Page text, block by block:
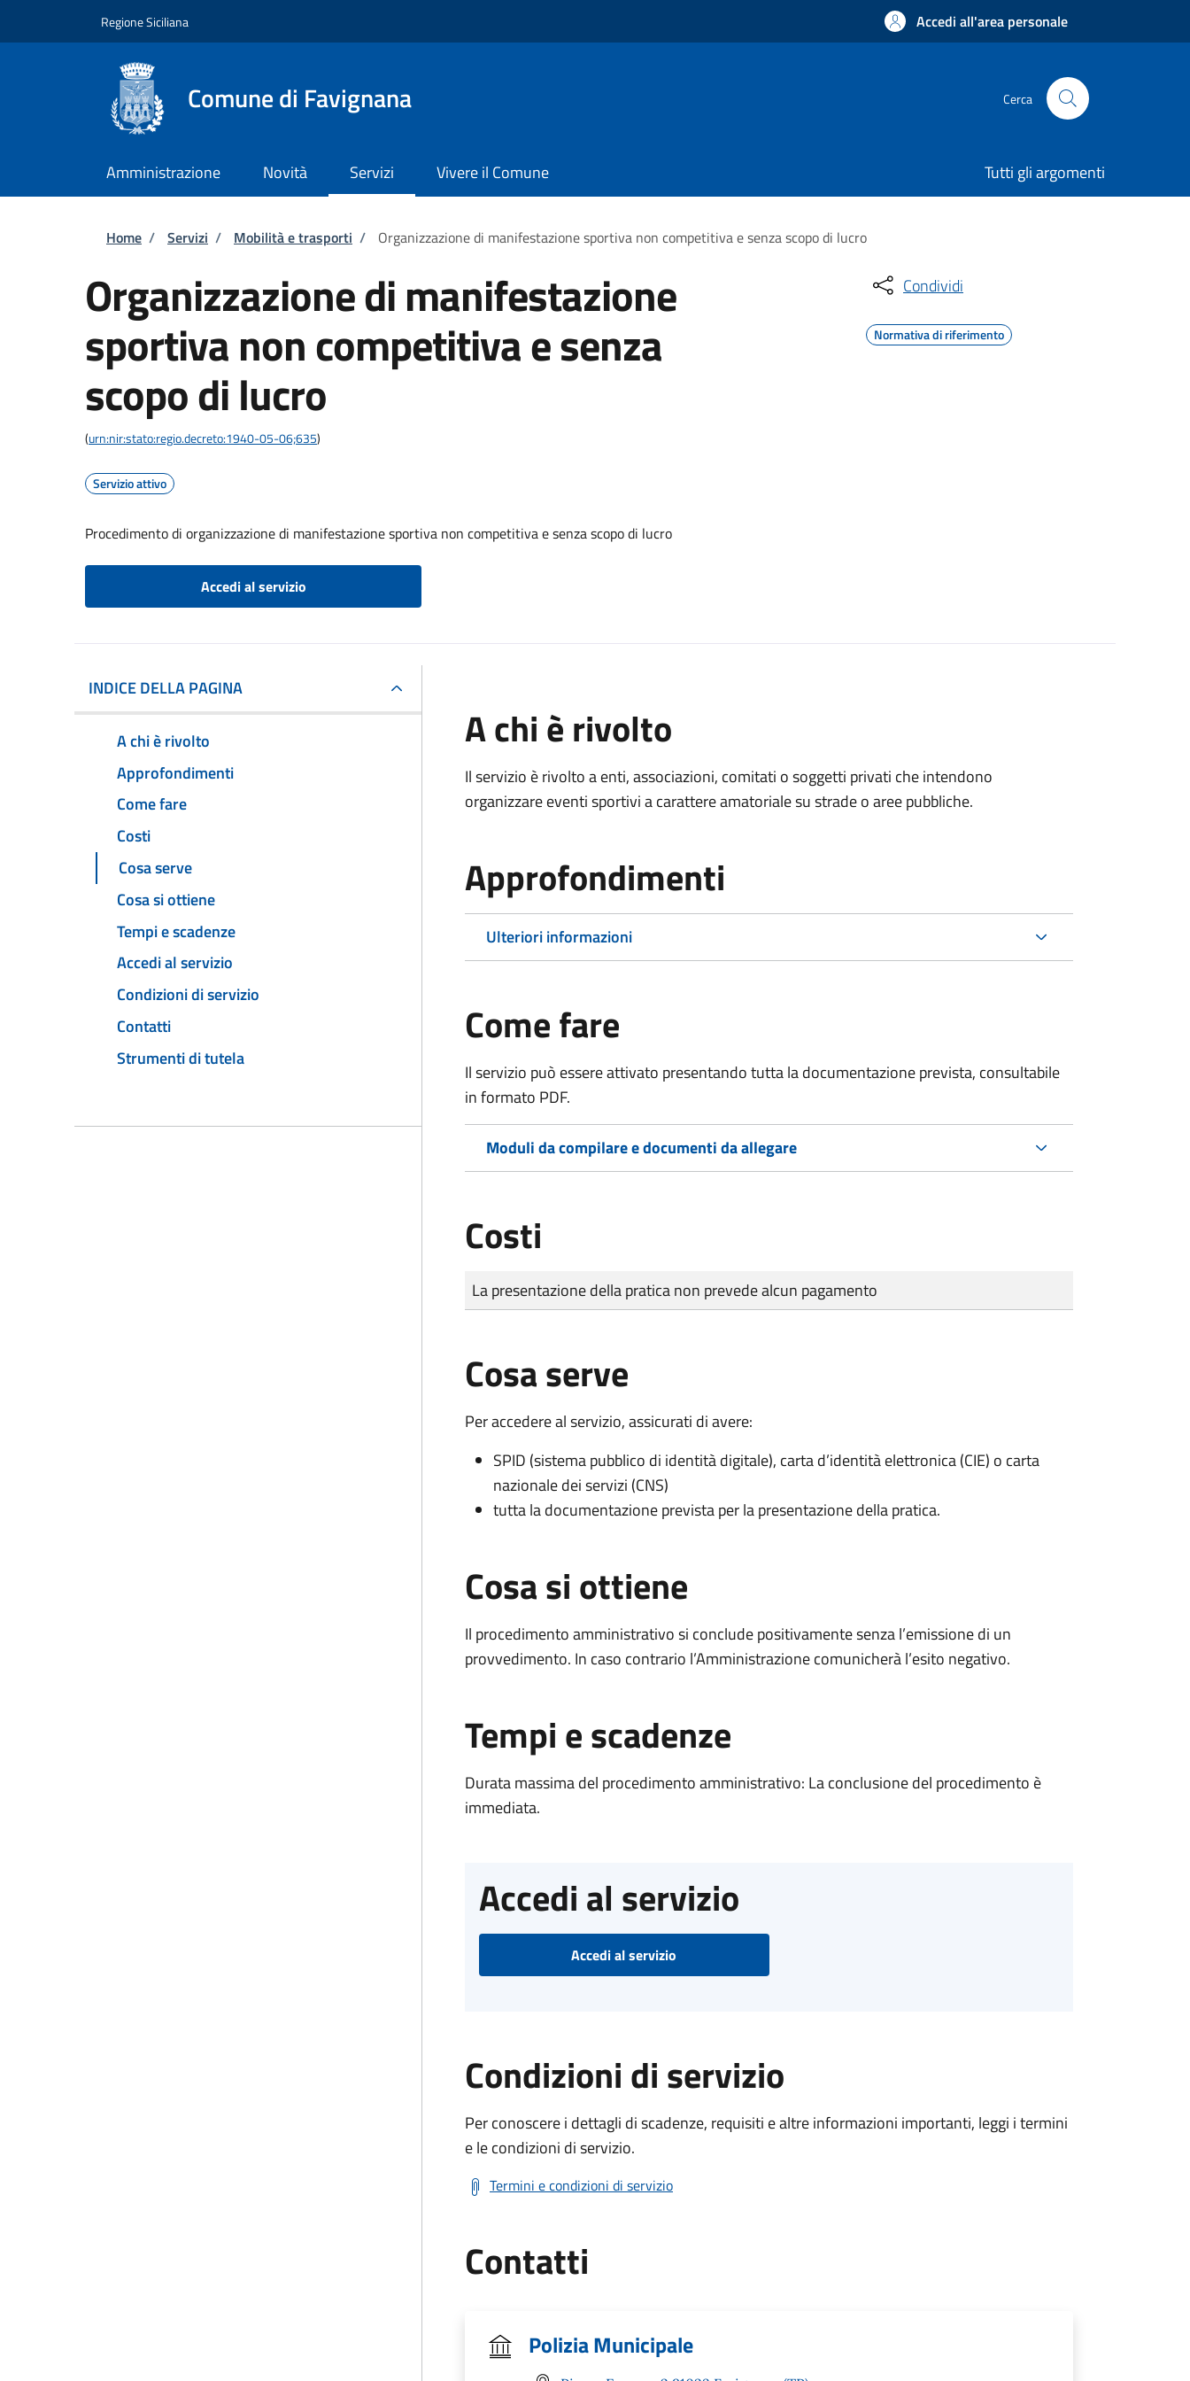
Regione Siciliana Accedi all'area personale
Comune di Favignana Cerca
Amministrazione Novità Servizi Vivere il Comune Tutti gli argomenti
Briciole di pane
Home / Servizi / Mobilità e trasporti / Organizzazione di manifestazione sportiva non competitiva e senza scopo di lucro
Organizzazione di manifestazione
sportiva non competitiva e senza
scopo di lucro
(urn:nir:stato:regio.decreto:1940-05-06;635)
Servizio attivo
Procedimento di organizzazione di manifestazione sportiva non competitiva e senza scopo di lucro
Accedi al servizio
Condividi
Normativa di riferimento
INDICE DELLA PAGINA
A chi è rivolto
Approfondimenti
Come fare
Costi
Cosa serve
Cosa si ottiene
Tempi e scadenze
Accedi al servizio
Condizioni di servizio
Contatti
Strumenti di tutela
A chi è rivolto
Il servizio è rivolto a enti, associazioni, comitati o soggetti privati che intendono
organizzare eventi sportivi a carattere amatoriale su strade o aree pubbliche.
Approfondimenti
Ulteriori informazioni
Come fare
Il servizio può essere attivato presentando tutta la documentazione prevista, consultabile
in formato PDF.
Moduli da compilare e documenti da allegare
Costi
Tipo di pagamento
Importo
La presentazione della pratica non prevede alcun pagamento
Cosa serve
Per accedere al servizio, assicurati di avere:
SPID (sistema pubblico di identità digitale), carta d’identità elettronica (CIE) o carta
nazionale dei servizi (CNS)
tutta la documentazione prevista per la presentazione della pratica.
Cosa si ottiene
Il procedimento amministrativo si conclude positivamente senza l’emissione di un
provvedimento. In caso contrario l’Amministrazione comunicherà l’esito negativo.
Tempi e scadenze
Durata massima del procedimento amministrativo: La conclusione del procedimento è
immediata.
Accedi al servizio
Accedi al servizio
Condizioni di servizio
Per conoscere i dettagli di scadenze, requisiti e altre informazioni importanti, leggi i termini
e le condizioni di servizio.
Termini e condizioni di servizio
Contatti
Polizia Municipale